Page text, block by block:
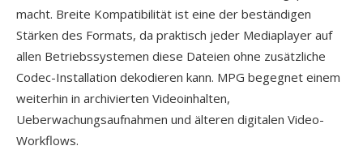
macht. Breite Kompatibilität ist eine der beständigen
Stärken des Formats, da praktisch jeder Mediaplayer auf
allen Betriebssystemen diese Dateien ohne zusätzliche
Codec-Installation dekodieren kann. MPG begegnet einem
weiterhin in archivierten Videoinhalten,
Ueberwachungsaufnahmen und älteren digitalen Video-
Workflows.